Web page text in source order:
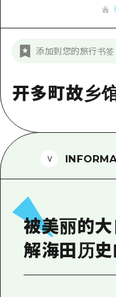
夜晚
标准
治愈
自然
宫岛周
短途旅
东山口
爱媛
岛根
超值的
广岛免
通过视
常见问
新闻
添加到您的旅行书签
开多町故乡
被美丽的
解海田历